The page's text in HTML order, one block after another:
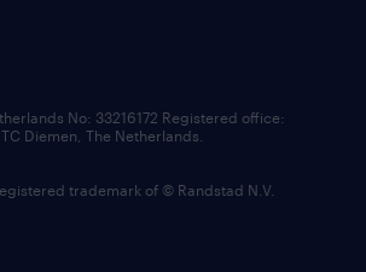
fund
No: 33216172 Registered office:
Diemen, The Netherlands.
trademark of © Randstad N.V.